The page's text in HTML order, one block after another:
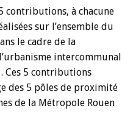
contributions, à chacune
sur l’ensemble du
le cadre de la
intercommunal
Ces 5 contributions
des 5 pôles de proximité
de la Métropole Rouen